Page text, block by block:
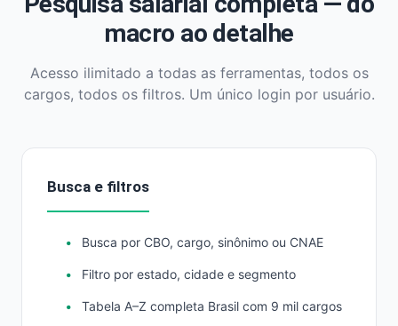
macro ao detalhe
Acesso ilimitado a todas as ferramentas, todos os
cargos, todos os filtros. Um único login por usuário.
Busca e filtros
Busca por CBO, cargo, sinônimo ou CNAE
Filtro por estado, cidade e segmento
Tabela A–Z completa Brasil com 9 mil cargos